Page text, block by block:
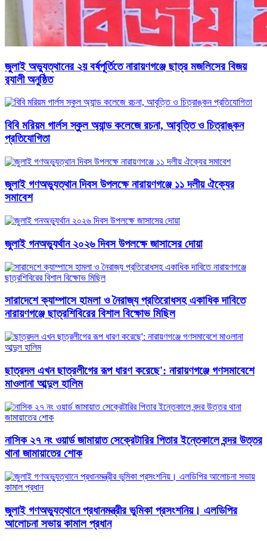
জুলাই অভ্যুত্থানের ২য় বর্ষপূর্তিতে নারায়ণগঞ্জে ছাত্র মজলিসের বিজয়
র‍্যালী অনুষ্ঠিত
বিবি মরিয়ম গার্লস স্কুল অ্যান্ড কলেজে রচনা, আবৃত্তি ও চিত্রাঙ্কন
প্রতিযোগিতা
জুলাই গণঅভ্যুত্থান দিবস উপলক্ষে নারায়ণগঞ্জে ১১ দলীয় ঐক্যের
সমাবেশ
জুলাই গনঅভ্যুর্থান ২০২৬ দিবস উপলক্ষে জাসাসের দোয়া
সারাদেশে ক্যাম্পাসে হামলা ও নৈরাজ্য প্রতিরোধসহ একাধিক দাবিতে
নারায়ণগঞ্জে ছাত্রশিবিরের বিশাল বিক্ষোভ মিছিল
ছাত্রদল এখন ছাত্রলীগের রূপ ধারণ করেছে': নারায়ণগঞ্জে গণসমাবেশে
মাওলানা আব্দুল হালিম
নাসিক ২৭ নং ওয়ার্ড জামায়াত সেক্রেটারির পিতার ইন্তেকালে বন্দর উত্তর
থানা জামায়াতের শোক
জুলাই গণঅভ্যুত্থানে প্রধানমন্ত্রীর ভুমিকা প্রসংশনিয়। এলডিপির
আলোচনা সভায় কামাল প্রধান